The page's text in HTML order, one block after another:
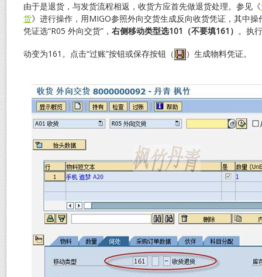
由于是退货，与发货流程相返，收货方应首先做退货处理。参见《
货》进行操作，用MIGO参照外向交货生成反向收货凭证，其中操
凭证选“R05 外向交货”， 右侧移动类型选101 （不要填161） 。执
动变为161。点击“过账”按钮或保存按钮（ ）生成物料凭证。